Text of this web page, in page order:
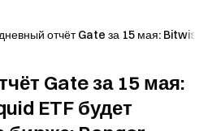
отчёт Gate за 15 мая: Bitwise
Gate за 15 мая:
ETF будет